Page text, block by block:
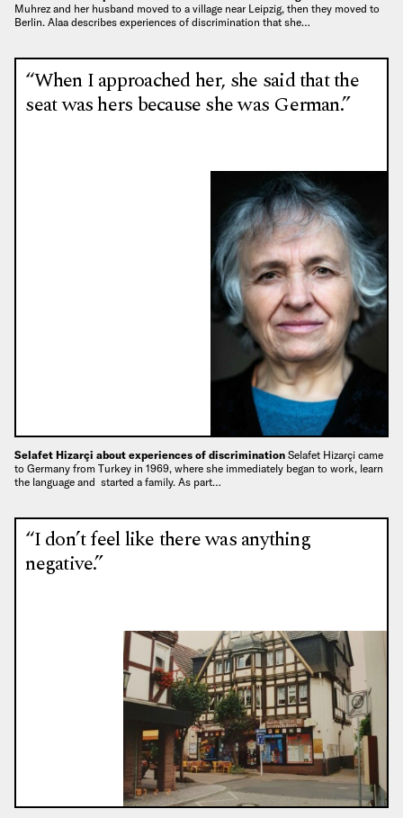
Muhrez and her husband moved to a village near Leipzig, then they moved to
Berlin. Alaa describes experiences of discrimination that she…
“When I approached her, she said that the
seat was hers because she was German.”
Selafet Hizarçi about experiences of discrimination Selafet Hizarçi came
to Germany from Turkey in 1969, where she immediately began to work, learn
the language and started a family. As part…
“I don’t feel like there was anything
negative.”